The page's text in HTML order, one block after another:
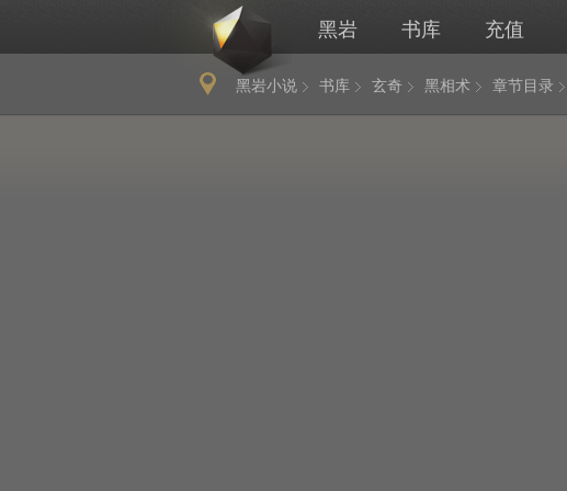
黑岩 书库 充值
黑岩小说 书库 玄奇 黑相术 章节目录